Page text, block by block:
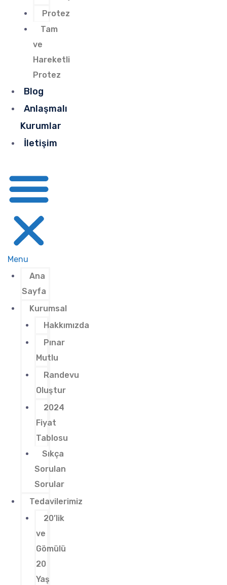
Protez
Tam
ve
Hareketli
Protez
Blog
Anlaşmalı
Kurumlar
İletişim
Menu
Ana
Sayfa
Kurumsal
Hakkımızda
Pınar
Mutlu
Randevu
Oluştur
2024
Fiyat
Tablosu
Sıkça
Sorulan
Sorular
Tedavilerimiz
20’lik
ve
Gömülü
20
Yaş